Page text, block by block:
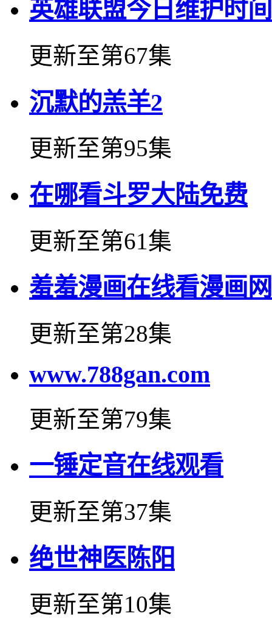
英雄联盟今日维护时间
更新至第67集
沉默的羔羊2
更新至第95集
在哪看斗罗大陆免费
更新至第61集
羞羞漫画在线看漫画
更新至第28集
www.788gan.com
更新至第79集
一锤定音在线观看
更新至第37集
绝世神医陈阳
更新至第10集